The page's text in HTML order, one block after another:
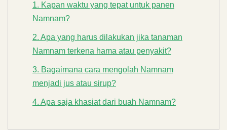
1. Kapan waktu yang tepat untuk panen
Namnam?
2. Apa yang harus dilakukan jika tanaman
Namnam terkena hama atau penyakit?
3. Bagaimana cara mengolah Namnam
menjadi jus atau sirup?
4. Apa saja khasiat dari buah Namnam?